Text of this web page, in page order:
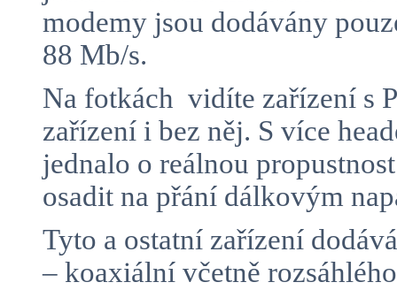
modemy jsou dodávány
88 Mb/s.
Na fotkách vidíte zařízení s
zařízení i bez něj. S více
jednalo o reálnou
osadit na přání dálkovým
Tyto a ostatní zařízení
– koaxiální včetně